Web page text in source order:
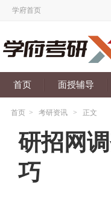
学府首页
首页 面授辅导
首页 > 考研资讯 > 正文
研招网
巧